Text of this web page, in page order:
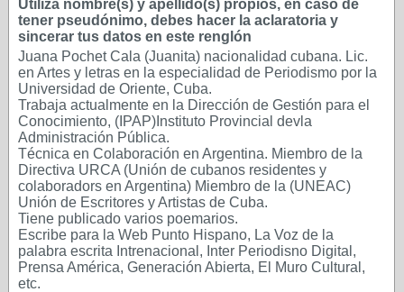
Utiliza nombre(s) y apellido(s) propios, en caso de
tener pseudónimo, debes hacer la aclaratoria y
sincerar tus datos en este renglón
Juana Pochet Cala (Juanita) nacionalidad cubana. Lic.
en Artes y letras en la especialidad de Periodismo por la
Universidad de Oriente, Cuba.
Trabaja actualmente en la Dirección de Gestión para el
Conocimiento, (IPAP)Instituto Provincial devla
Administración Pública.
Técnica en Colaboración en Argentina. Miembro de la
Directiva URCA (Unión de cubanos residentes y
colaboradors en Argentina) Miembro de la (UNEAC)
Unión de Escritores y Artistas de Cuba.
Tiene publicado varios poemarios.
Escribe para la Web Punto Hispano, La Voz de la
palabra escrita Intrenacional, Inter Periodisno Digital,
Prensa América, Generación Abierta, El Muro Cultural,
etc.